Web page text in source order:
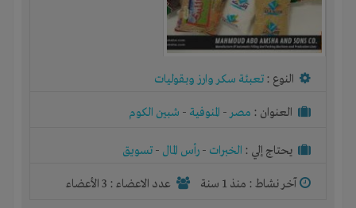
النوع : تعبئة سكر وارز وبقوليات
العنوان : مصر- المنوفية - شبين الكوم
يحتاج إلي : الخبرات - رأس المال - تسويق
آخر نشاط : منذ 1 سنة عدد الاعضاء : 3 الأعضاء